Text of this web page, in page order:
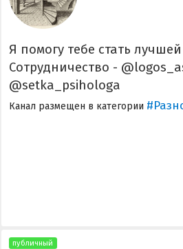
Я помогу тебе стать
Сотрудничество -
@setka_psihologa
Канал размещен в категории
публичный